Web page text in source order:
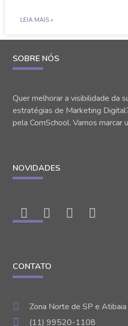
LEIA MAIS »
SOBRE NÓS
Quer melhorar a visibilidade da
estratégias de Marketing
pela ComSchool. Vamos marcar
NOVIDADES
CONTATO
Zona Norte de SP e Atibaia
(11) 99520-1108